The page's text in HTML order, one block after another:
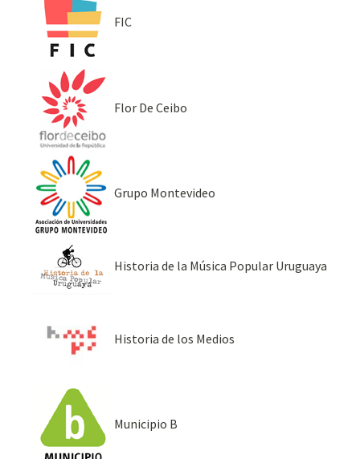
FIC
Flor De Ceibo
Grupo Montevideo
Historia de la Música Popular Uruguaya
Historia de los Medios
Municipio B